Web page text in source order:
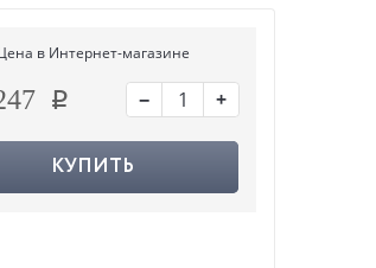
в Интернет-магазине
− +
КУПИТЬ